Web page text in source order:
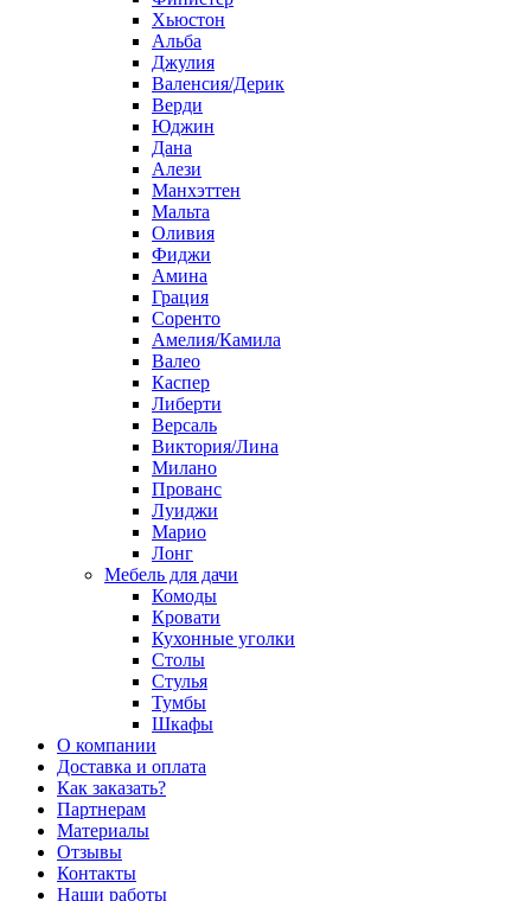
Хьюстон
Альба
Джулия
Валенсия/Дерик
Верди
Юджин
Дана
Алези
Манхэттен
Мальта
Оливия
Фиджи
Амина
Грация
Соренто
Амелия/Камила
Валео
Каспер
Либерти
Версаль
Виктория/Лина
Милано
Прованс
Луиджи
Марио
Лонг
Мебель для дачи
Комоды
Кровати
Кухонные уголки
Столы
Стулья
Тумбы
Шкафы
О компании
Доставка и оплата
Как заказать?
Партнерам
Материалы
Отзывы
Контакты
Наши работы